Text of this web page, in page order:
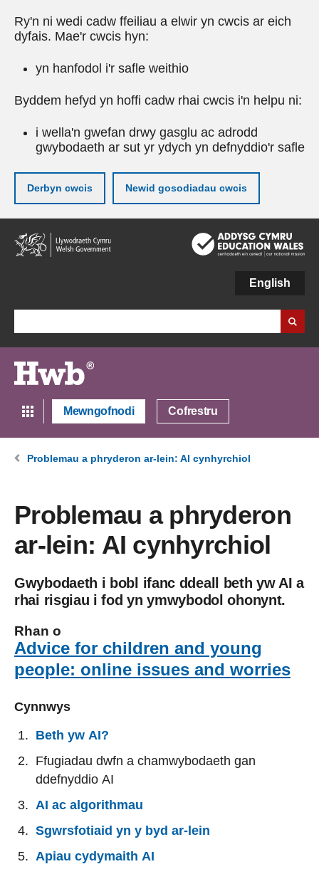
Ry'n ni wedi cadw ffeiliau a elwir yn cwcis ar eich
dyfais. Mae'r cwcis hyn:
yn hanfodol i'r safle weithio
Byddem hefyd yn hoffi cadw rhai cwcis i'n helpu ni:
i wella'n gwefan drwy gasglu ac adrodd
gwybodaeth ar sut yr ydych yn defnyddio'r safle
Derbyn cwcis Newid gosodiadau cwcis
Neidio
i'r
prif
English
Mewngofnodi Cofrestru
Problemau a phryderon ar-lein: AI cynhyrchiol
Problemau a phryderon
ar-lein: AI cynhyrchiol
Gwybodaeth i bobl ifanc ddeall beth yw AI a
rhai risgiau i fod yn ymwybodol ohonynt.
Rhan o
Advice for children and young
people: online issues and worries
Cynnwys
Beth yw AI?
Ffugiadau dwfn a chamwybodaeth gan
ddefnyddio AI
AI ac algorithmau
Sgwrsfotiaid yn y byd ar-lein
Apiau cydymaith AI